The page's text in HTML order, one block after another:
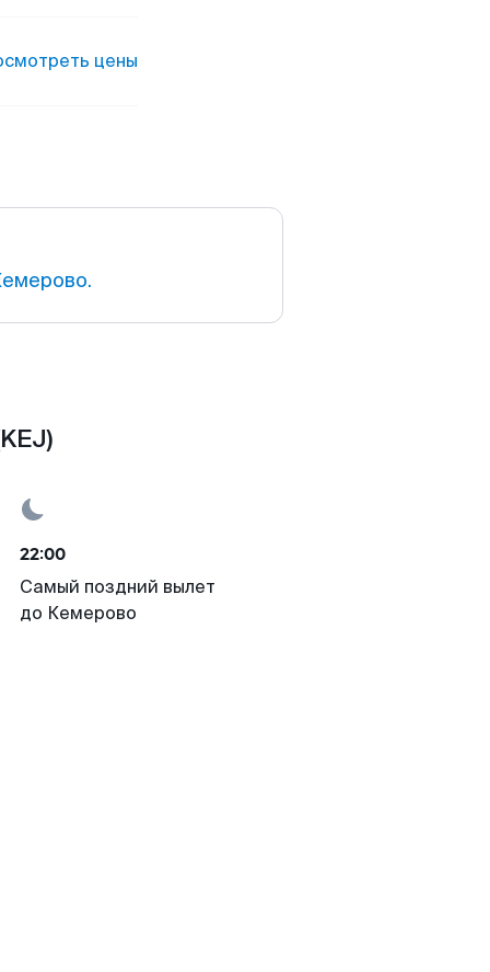
цены
22:00
Самый поздний вылет
до Кемерово